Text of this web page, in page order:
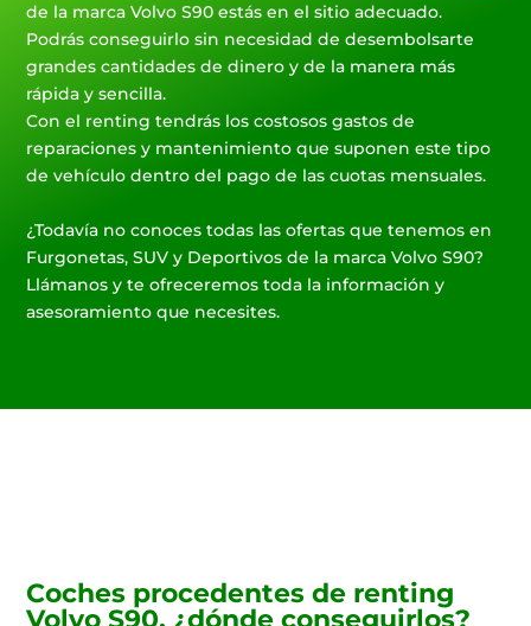
de la marca Volvo S90 estás en el sitio adecuado.
Podrás conseguirlo sin necesidad de desembolsarte
grandes cantidades de dinero y de la manera más
rápida y sencilla.
Con el renting tendrás los costosos gastos de
reparaciones y mantenimiento que suponen este tipo
de vehículo dentro del pago de las cuotas mensuales.
¿Todavía no conoces todas las ofertas que tenemos en
Furgonetas, SUV y Deportivos de la marca Volvo S90?
Llámanos y te ofreceremos toda la información y
asesoramiento que necesites.
Coches procedentes de renting
Volvo S90, ¿dónde conseguirlos?